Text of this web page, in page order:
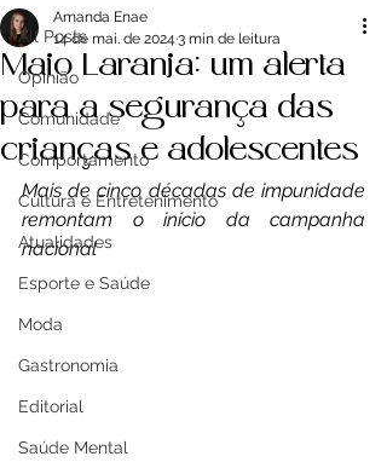
All Posts
Opinião
Comunidade
Comportamento
Cultura e Entretenimento
Atualidades
Esporte e Saúde
Moda
Gastronomia
Editorial
Saúde Mental
Maio Laranja: um alerta
para a segurança das
crianças e adolescentes
Amanda Enae
14 de mai. de 2024 3 min de leitura
Mais de cinco décadas de impunidade
remontam o início da campanha
nacional